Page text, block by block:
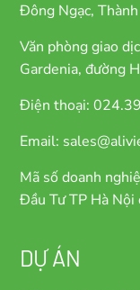
Đông Ngạc,
Văn phòng giao
Gardenia, đường
Điện thoại:
Email:
Mã số doanh
Đầu Tư TP Hà
DỰ ÁN